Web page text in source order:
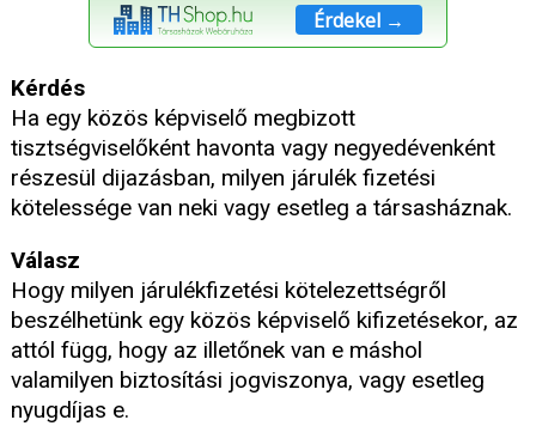
Érdekel →
Kérdés
Ha egy közös képviselő megbizott
tisztségviselőként havonta vagy negyedévenként
részesül dijazásban, milyen járulék fizetési
kötelessége van neki vagy esetleg a társasháznak.
Válasz
Hogy milyen járulékfizetési kötelezettségről
beszélhetünk egy közös képviselő kifizetésekor, az
attól függ, hogy az illetőnek van e máshol
valamilyen biztosítási jogviszonya, vagy esetleg
nyugdíjas e.